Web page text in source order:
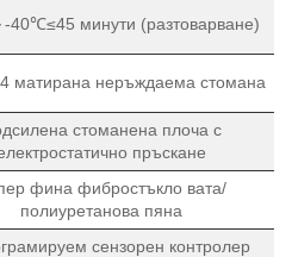
40℃≤45 минути (разтоварване)
матирана неръждаема стомана
стоманена плоча с
пръскане
фина фибростъкло вата/
полиуретанова пяна
сензорен контролер